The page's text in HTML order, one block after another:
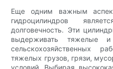
Еще одним важным
гидроцилиндров
долговечность. Эти
выдерживать тяжелые и
сельскохозяйственных
тяжелых грузов, грязи,